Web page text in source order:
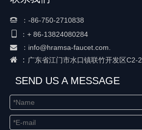
 ： -86-750-2710838
： + 86-13824080284
 ： info@hramsa-faucet.com.
 ： 广东省江门市水口镇联竹开发区C2-2
SEND US A MESSAGE